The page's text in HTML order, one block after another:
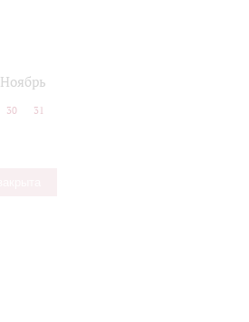
Ноябрь
30 31